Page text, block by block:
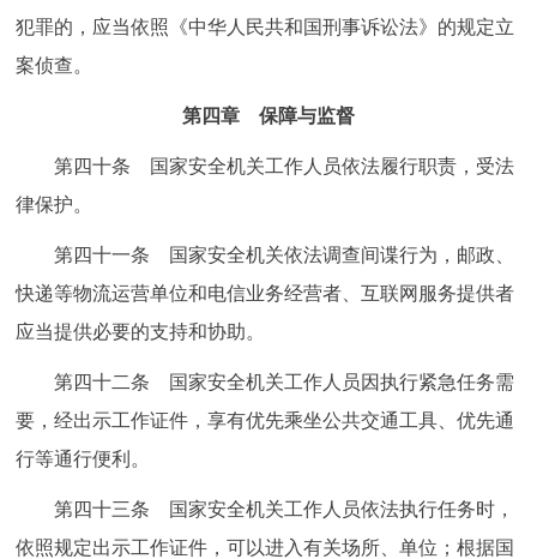
犯罪的，应当依照《中华人民共和国刑事诉讼法》的规定立
案侦查。
第四章 保障与监督
第四十条 国家安全机关工作人员依法履行职责，受法
律保护。
第四十一条 国家安全机关依法调查间谍行为，邮政、
快递等物流运营单位和电信业务经营者、互联网服务提供者
应当提供必要的支持和协助。
第四十二条 国家安全机关工作人员因执行紧急任务需
要，经出示工作证件，享有优先乘坐公共交通工具、优先通
行等通行便利。
第四十三条 国家安全机关工作人员依法执行任务时，
依照规定出示工作证件，可以进入有关场所、单位；根据国